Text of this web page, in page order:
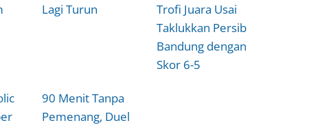
Lagi Turun
Trofi Juara Usai
Taklukkan Persib
Bandung dengan
Skor 6-5
90 Menit Tanpa
Pemenang, Duel